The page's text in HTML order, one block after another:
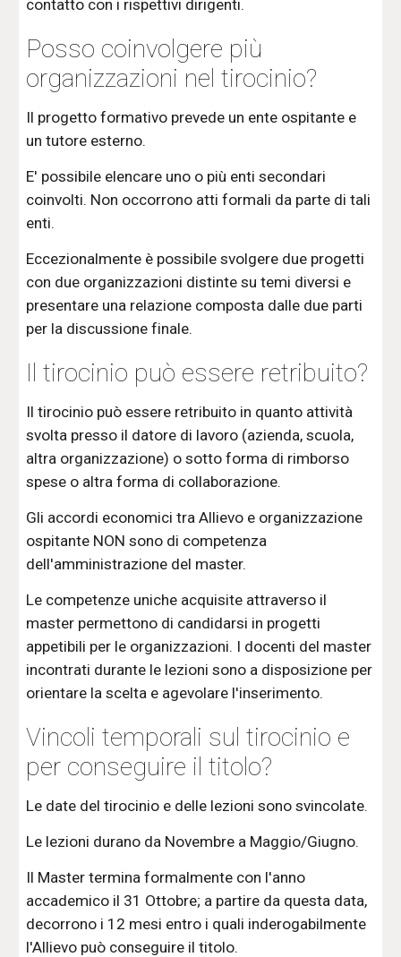
contatto con i rispettivi dirigenti.
Posso coinvolgere più
organizzazioni nel tirocinio?
Il progetto formativo prevede un ente ospitante e
un tutore esterno.
E' possibile elencare uno o più enti secondari
coinvolti. Non occorrono atti formali da parte di tali
enti.
Eccezionalmente è possibile svolgere due progetti
con due organizzazioni distinte su temi diversi e
presentare una relazione composta dalle due parti
per la discussione finale.
Il tirocinio può essere retribuito?
Il tirocinio può essere retribuito in quanto attività
svolta presso il datore di lavoro (azienda, scuola,
altra organizzazione) o sotto forma di rimborso
spese o altra forma di collaborazione.
Gli accordi economici tra Allievo e organizzazione
ospitante NON sono di competenza
dell'amministrazione del master.
Le competenze uniche acquisite attraverso il
master permettono di candidarsi in progetti
appetibili per le organizzazioni. I docenti del master
incontrati durante le lezioni sono a disposizione per
orientare la scelta e agevolare l'inserimento.
Vincoli temporali sul tirocinio e
per conseguire il titolo?
Le date del tirocinio e delle lezioni sono svincolate.
Le lezioni durano da Novembre a Maggio/Giugno.
Il Master termina formalmente con l'anno
accademico il 31 Ottobre; a partire da questa data,
decorrono i 12 mesi entro i quali inderogabilmente
l'Allievo può conseguire il titolo.